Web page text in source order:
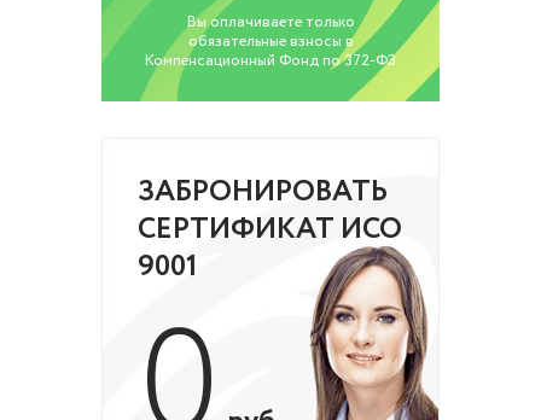
Вы оплачиваете только
обязательные взносы в
Компенсационный Фонд по 372-ФЗ
ЗАБРОНИРОВАТЬ
СЕРТИФИКАТ ИСО
9001